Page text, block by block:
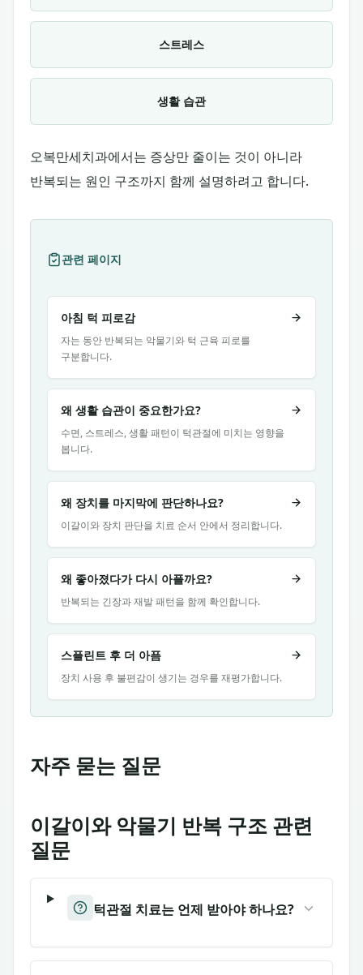
스트레스
생활 습관
오복만세치과에서는 증상만 줄이는 것이 아니라
반복되는 원인 구조까지 함께 설명하려고 합니다.
관련 페이지
아침 턱 피로감
자는 동안 반복되는 악물기와 턱 근육 피로를
구분합니다.
왜 생활 습관이 중요한가요?
수면, 스트레스, 생활 패턴이 턱관절에 미치는 영향을
봅니다.
왜 장치를 마지막에 판단하나요?
이갈이와 장치 판단을 치료 순서 안에서 정리합니다.
왜 좋아졌다가 다시 아플까요?
반복되는 긴장과 재발 패턴을 함께 확인합니다.
스플린트 후 더 아픔
장치 사용 후 불편감이 생기는 경우를 재평가합니다.
자주 묻는 질문
이갈이와 악물기 반복 구조 관련
질문
턱관절 치료는 언제 받아야 하나요?